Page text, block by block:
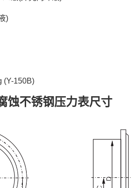
)
(Y-150B)
蚀不锈钢压力表尺寸